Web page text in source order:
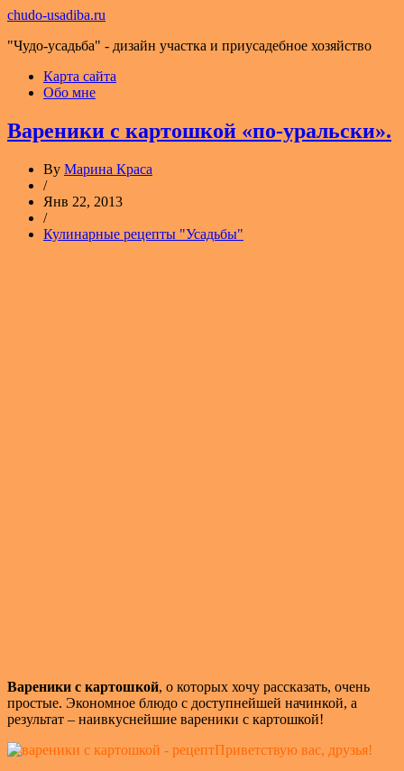
chudo-usadiba.ru
"Чудо-усадьба" - дизайн участка и приусадебное хозяйство
Карта сайта
Обо мне
Вареники с картошкой «по-уральски».
By Марина Краса
/
Янв 22, 2013
/
Кулинарные рецепты "Усадьбы"
Вареники с картошкой, о которых хочу рассказать, очень
простые. Экономное блюдо с доступнейшей начинкой, а
результат – наивкуснейшие вареники с картошкой!
Приветствую вас, друзья!